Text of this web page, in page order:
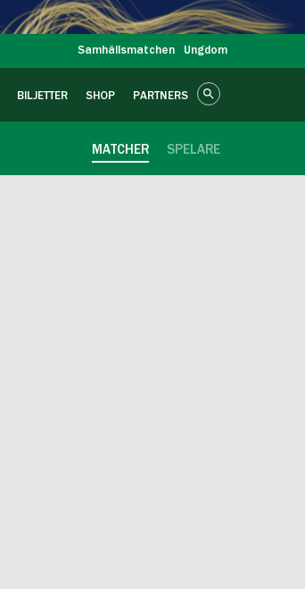
Samhällsmatchen Ungdom
BILJETTER SHOP PARTNERS
SPELARE
MATCHER